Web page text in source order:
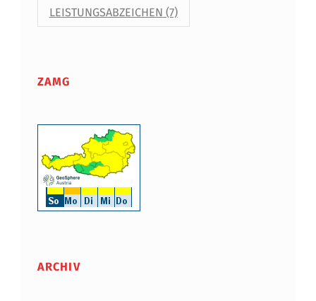
LEISTUNGSABZEICHEN (7)
ZAMG
ARCHIV